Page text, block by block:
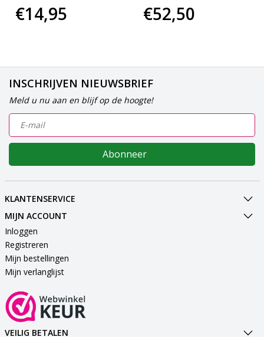
€14,95 €52,50
INSCHRIJVEN NIEUWSBRIEF
Meld u nu aan en blijf op de hoogte!
Abonneer
KLANTENSERVICE
MIJN ACCOUNT
Inloggen
Registreren
Mijn bestellingen
Mijn verlanglijst
VEILIG BETALEN